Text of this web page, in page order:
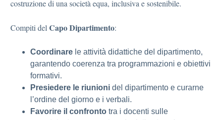
costruzione di una società equa, inclusiva e sostenibile.
Compiti del Capo Dipartimento:
Coordinare le attività didattiche del dipartimento,
garantendo coerenza tra programmazioni e obiettivi
formativi.
Presiedere le riunioni del dipartimento e curarne
l’ordine del giorno e i verbali.
Favorire il confronto tra i docenti sulle